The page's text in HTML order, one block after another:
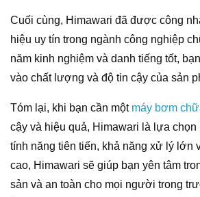
Cuối cùng, Himawari đã được công
hiệu uy tín trong ngành công nghiệp
năm kinh nghiệm và danh tiếng tốt,
vào chất lượng và độ tin cậy của sản
Tóm lại, khi bạn cần một máy bơm
cậy và hiệu quả, Himawari là lựa
tính năng tiên tiến, khả năng xử lý lớn
cao, Himawari sẽ giúp bạn yên tâm
sản và an toàn cho mọi người trong